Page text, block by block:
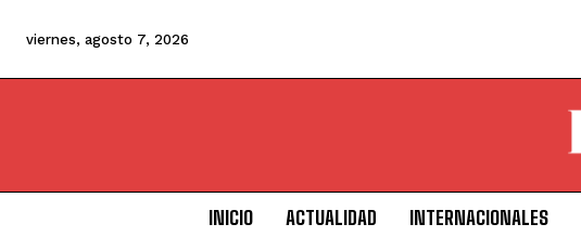
viernes, agosto 7, 2026
INICIO ACTUALIDAD INTERNACIONALES